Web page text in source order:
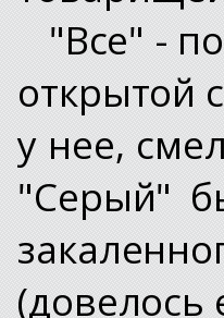
"Все" -
открытой
у нее,
"Серый"
(довелось